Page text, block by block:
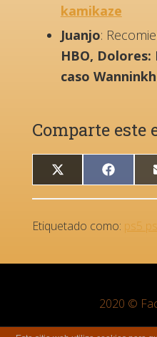
kamikaze
Juanjo:
HBO, Dolores:
caso
Comparte este
COMPARTIR
EN
X
(TWITTER)EN
Etiquetado como: ps5
2020 ©